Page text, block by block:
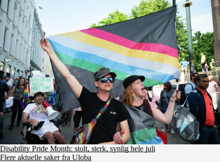
Disability Pride Month: stolt, sterk, synlig hele juli
Flere aktuelle saker fra Uloba